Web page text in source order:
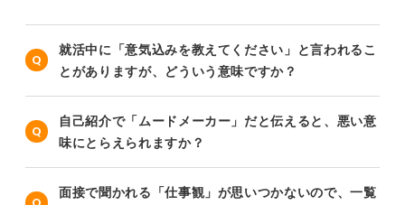
就活中に「意気込みを教えてください」と言われるこ
とがありますが、どういう意味ですか？
自己紹介で「ムードメーカー」だと伝えると、悪い意
味にとらえられますか？
面接で聞かれる「仕事観」が思いつかないので、一覧